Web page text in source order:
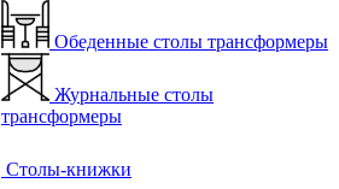
Обеденные столы трансформеры
Журнальные столы
трансформеры
Столы-книжки